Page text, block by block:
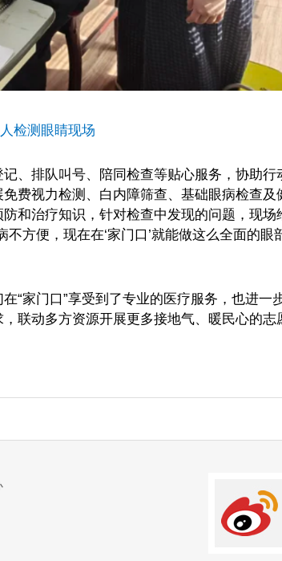
检测眼睛现场
排队叫号、陪同检查等贴心服务，协助行
费视力检测、白内障筛查、基础眼病检查
和治疗知识，针对检查中发现的问题，现场
方便，现在在‘家门口’就能做这么全面的
门口”享受到了专业的医疗服务，也进一
联动多方资源开展更多接地气、暖民心的